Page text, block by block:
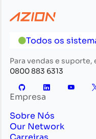
Todos os
Para vendas e
0800 883 6313
Empresa
Sobre Nós
Our Network